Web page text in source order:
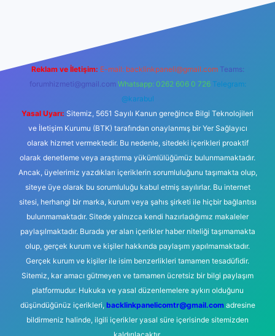
Reklam ve İletişim: E-mail: backlinkpaneli@gmail.com Teams:
forumhizmeti@gmail.com Whatsapp: 0262 606 0 726 Telegram:
@karabul
Yasal Uyarı: Sitemiz, 5651 Sayılı Kanun gereğince Bilgi Teknolojileri
ve İletişim Kurumu (BTK) tarafından onaylanmış bir Yer Sağlayıcı
olarak hizmet vermektedir. Bu nedenle, sitedeki içerikleri proaktif
olarak denetleme veya araştırma yükümlülüğümüz bulunmamaktadır.
Ancak, üyelerimiz yazdıkları içeriklerin sorumluluğunu taşımakta olup,
siteye üye olarak bu sorumluluğu kabul etmiş sayılırlar. Bu internet
sitesi, herhangi bir marka, kurum veya şahıs şirketi ile hiçbir bağlantısı
bulunmamaktadır. Sitede yalnızca kendi hazırladığımız makaleler
paylaşılmaktadır. Burada yer alan içerikler haber niteliği taşımamakta
olup, gerçek kurum ve kişiler hakkında paylaşım yapılmamaktadır.
Gerçek kurum ve kişiler ile isim benzerlikleri tamamen tesadüfidir.
Sitemiz, kar amacı gütmeyen ve tamamen ücretsiz bir bilgi paylaşım
platformudur. Hukuka ve yasal düzenlemelere aykırı olduğunu
düşündüğünüz içerikleri, backlinkpanelicomtr@gmail.comadresine
bildirmeniz halinde, ilgili içerikler yasal süre içerisinde sitemizden